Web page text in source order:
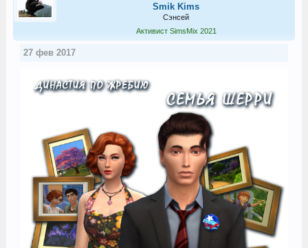
Smik Kims
Сэнсей
Активист SimsMix 2021
27 фев 2017